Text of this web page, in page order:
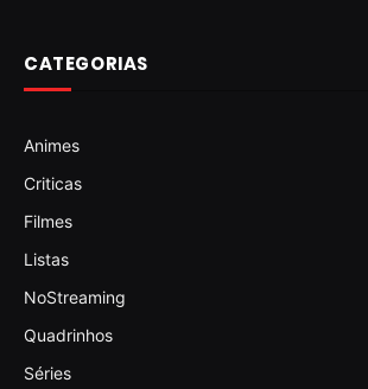
CATEGORIAS
Animes
Criticas
Filmes
Listas
NoStreaming
Quadrinhos
Séries